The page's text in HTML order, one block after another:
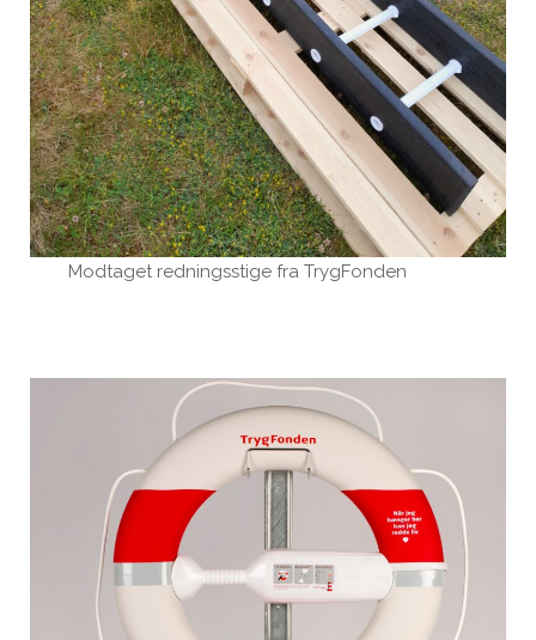
Modtaget redningsstige fra TrygFonden